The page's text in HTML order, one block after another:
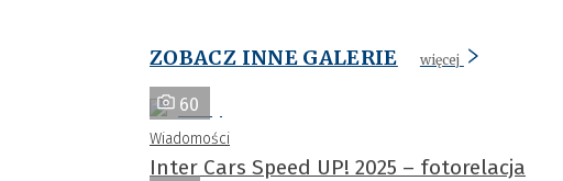
ZOBACZ INNE GALERIE więcej
60
Wiadomości
Inter Cars Speed UP! 2025 – fotorelacja